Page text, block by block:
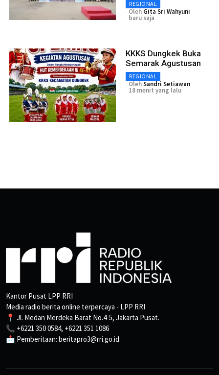
REGIONAL
Oleh Gita Sri Wahyuni
baru saja
KKKS Dungkek Buka
Semarak Agustusan
REGIONAL
OlehSandri Setiawan
18 menit yang lalu
Kantor Pusat LPP RRI
Media radio berita online terpercaya - LPP RRI
📍 Jl. Medan Merdeka Barat No.4-5, Jakarta Pusat.
📞 +6221 350 0584, +6221 351 1086
📩 Pemberitaan: beritapro3@rri.go.id